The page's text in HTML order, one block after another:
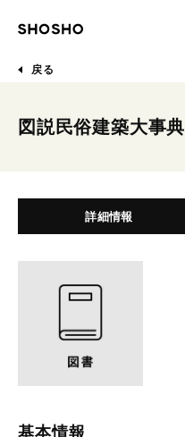
戻る
図説民俗建築大事典
詳細情報
基本情報